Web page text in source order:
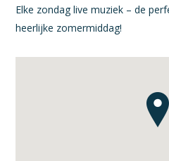
Elke zondag live muziek – de
heerlijke zomermiddag!